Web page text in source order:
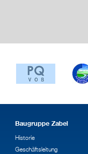
Baugruppe Zabel
Historie
Geschäftsleitung